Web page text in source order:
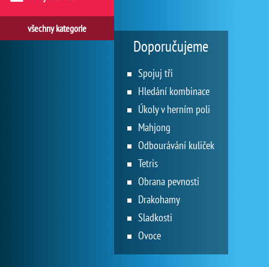
všechny kategorie
Doporučujeme
Spojuj tři
Hledání kombinace
Úkoly v herním poli
Mahjong
Odbourávání kuliček
Tetris
Obrana pevnosti
Drakohamy
Sladkosti
Ovoce